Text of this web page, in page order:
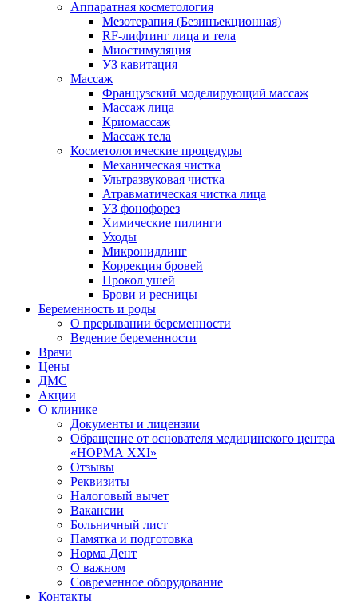
Аппаратная косметология
Мезотерапия (Безинъекционная)
RF-лифтинг лица и тела
Миостимуляция
УЗ кавитация
Массаж
Французский моделирующий массаж
Массаж лица
Криомассаж
Массаж тела
Косметологические процедуры
Механическая чистка
Ультразвуковая чистка
Атравматическая чистка лица
УЗ фонофорез
Химические пилинги
Уходы
Микронидлинг
Коррекция бровей
Прокол ушей
Брови и ресницы
Беременность и роды
О прерывании беременности
Ведение беременности
Врачи
Цены
ДМС
Акции
О клинике
Документы и лицензии
Обращение от основателя медицинского центра
«НОРМА ХХI»
Отзывы
Реквизиты
Налоговый вычет
Вакансии
Больничный лист
Памятка и подготовка
Норма Дент
О важном
Современное оборудование
Контакты